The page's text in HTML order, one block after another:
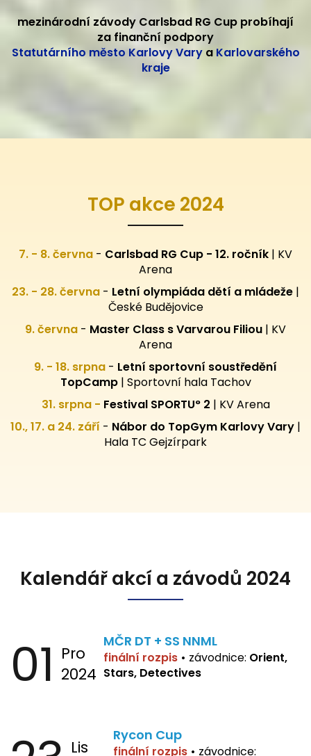
mezinárodní závody Carlsbad RG Cup probíhají
za finanční podpory
Statutárního město Karlovy Varya Karlovarského
kraje
TOP akce 2024
7. - 8. června - Carlsbad RG Cup - 12. ročník | KV
Arena
23. - 28. června - Letní olympiáda dětí a mládeže |
České Budějovice
9. června - Master Class s Varvarou Filiou | KV
Arena
9. - 18. srpna - Letní sportovní soustředění
TopCamp| Sportovní hala Tachov
31. srpna - Festival SPORTU° 2 | KV Arena
10., 17. a 24. září - Nábor do TopGym Karlovy Vary |
Hala TC Gejzírpark
Kalendář akcí a závodů 2024
01 Pro
2024
MČR DT + SS NNML
finální rozpis • závodnice: Orient,
Stars, Detectives
Lis
Rycon Cup
finální rozpis • závodnice: